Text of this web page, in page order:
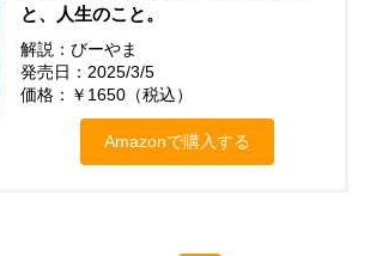
と、人生のこと。
解説：びーやま
発売日：2025/3/5
価格：￥1650（税込）
Amazonで購入する